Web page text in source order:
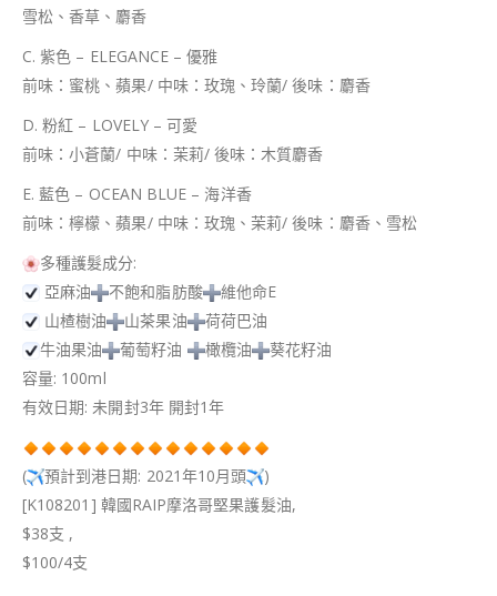
雪松、香草、麝香
C. 紫色 – ELEGANCE – 優雅
前味：蜜桃、蘋果/ 中味：玫瑰、玲蘭/ 後味：麝香
D. 粉紅 – LOVELY – 可愛
前味：小蒼蘭/ 中味：茉莉/ 後味：木質麝香
E. 藍色 – OCEAN BLUE – 海洋香
前味：檸檬、蘋果/ 中味：玫瑰、茉莉/ 後味：麝香、雪松
多種護髮成分:
亞麻油
不飽和脂肪酸
維他命E
山楂樹油
山茶果油
荷荷巴油
牛油果油
葡萄籽油 橄欖油
葵花籽油
容量: 100ml
有效日期: 未開封3年 開封1年
( 預計到港日期: 2021年10月頭
)
[K108201] 韓國RAIP摩洛哥堅果護髮油,
$38支 ,
$100/4支